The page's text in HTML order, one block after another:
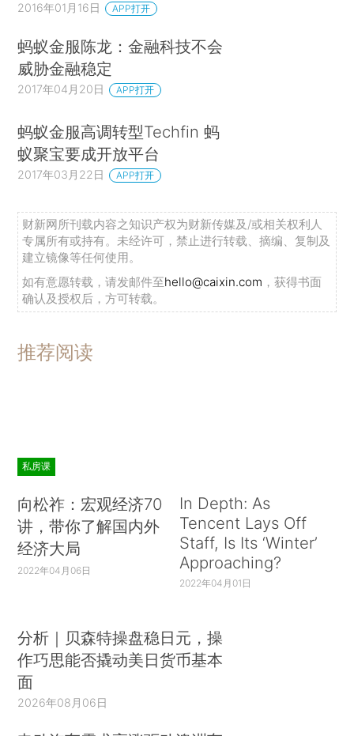
2016年01月16日 APP打开
蚂蚁金服陈龙：金融科技不会
威胁金融稳定
2017年04月20日 APP打开
蚂蚁金服高调转型Techfin 蚂
蚁聚宝要成开放平台
2017年03月22日 APP打开
财新网所刊载内容之知识产权为财新传媒及/或相关权利人
专属所有或持有。未经许可，禁止进行转载、摘编、复制及
建立镜像等任何使用。
如有意愿转载，请发邮件至hello@caixin.com ，获得书面
确认及授权后，方可转载。
推荐阅读
私房课
向松祚：宏观经济70
讲，带你了解国内外
经济大局
2022年04月06日
In Depth: As
Tencent Lays Off
Staff, Is Its ‘Winter’
Approaching?
2022年04月01日
分析｜贝森特操盘稳日元，操
作巧思能否撬动美日货币基本
面
2026年08月06日